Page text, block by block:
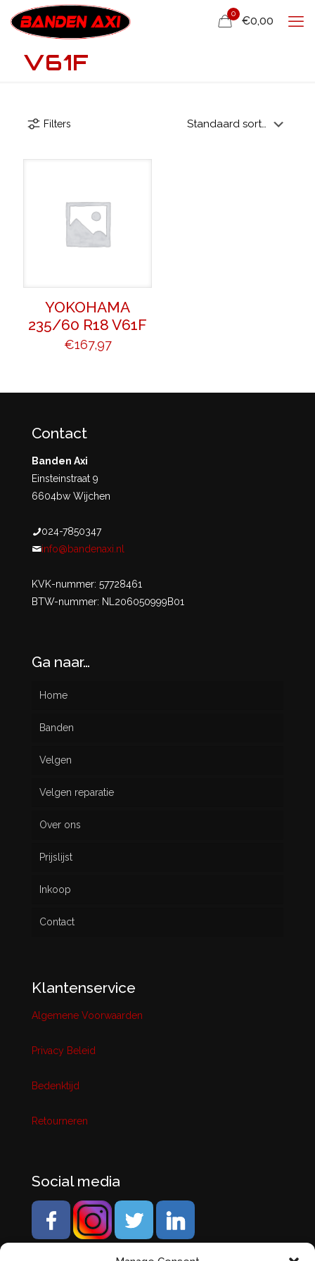
0
€0,00
V61F
Filters
YOKOHAMA
235/60 R18 V61F
€167,97
Contact
Banden Axi
Einsteinstraat 9
6604bw Wijchen
024-7850347
info@bandenaxi.nl
KVK-nummer: 57728461
BTW-nummer: NL206050999B01
Ga naar…
Home
Banden
Nieuw
Gebruikt
Velgen
Velgen reparatie
Over ons
Prijslijst
Inkoop
Contact
Klantenservice
Algemene Voorwaarden
Privacy Beleid
Bedenktijd
Retourneren
Social media